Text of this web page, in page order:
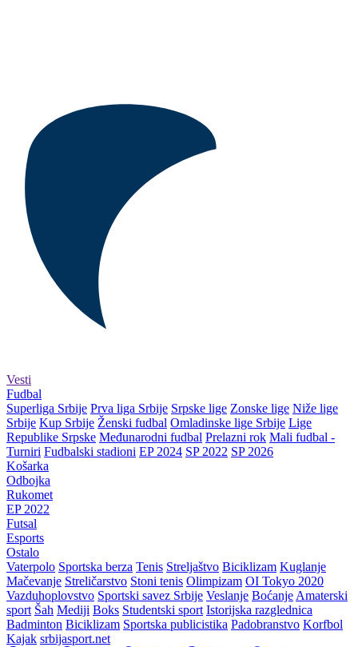
Vesti
Fudbal
Superliga Srbije Prva liga Srbije Srpske lige Zonske lige Niže lige
Srbije Kup Srbije Ženski fudbal Omladinske lige Srbije Lige
Republike Srpske Međunarodni fudbal Prelazni rok Mali fudbal -
Turniri Fudbalski stadioni EP 2024 SP 2022 SP 2026
Košarka
Odbojka
Rukomet
EP 2022
Futsal
Esports
Ostalo
Vaterpolo Sportska berza Tenis Streljaštvo Biciklizam Kuglanje
Mačevanje Streličarstvo Stoni tenis Olimpizam OI Tokyo 2020
Vazduhoplovstvo Sportski savez Srbije Veslanje Boćanje Amaterski
sport Šah Mediji Boks Studentski sport Istorijska razglednica
Badminton Biciklizam Sportska publicistika Padobranstvo Korfbol
Kajak srbijasport.net